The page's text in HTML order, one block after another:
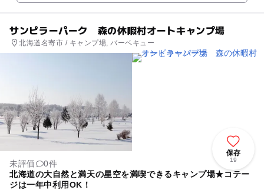
サンピラーパーク 森の休暇村オートキャンプ場
北海道名寄市 / キャンプ場, バーベキュー
保存
19
未評価
0件
北海道の大自然と満天の星空を満喫できるキャンプ場★コテー
ジは一年中利用OK！